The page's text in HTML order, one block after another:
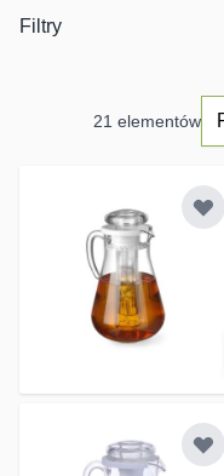
Filtry
21 elementów